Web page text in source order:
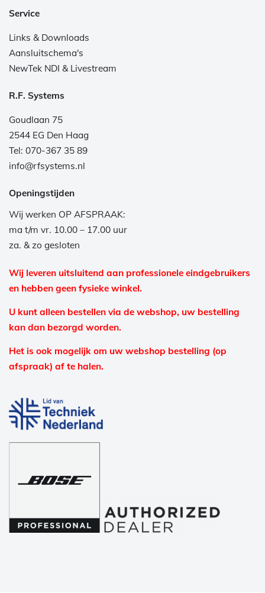
Service
Links & Downloads
Aansluitschema's
NewTek NDI & Livestream
R.F. Systems
Goudlaan 75
2544 EG Den Haag
Tel: 070-367 35 89
info@rfsystems.nl
Openingstijden
Wij werken OP AFSPRAAK:
ma t/m vr. 10.00 – 17.00 uur
za. & zo gesloten
Wij leveren uitsluitend aan professionele eindgebruikers
en hebben geen fysieke winkel.
U kunt alleen bestellen via de webshop, uw bestelling
kan dan bezorgd worden.
Het is ook mogelijk om uw webshop bestelling (op
afspraak) af te halen.